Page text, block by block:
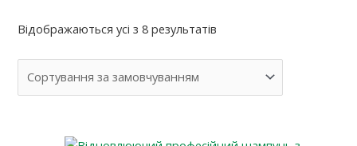
Відображаються усі з 8 результатів